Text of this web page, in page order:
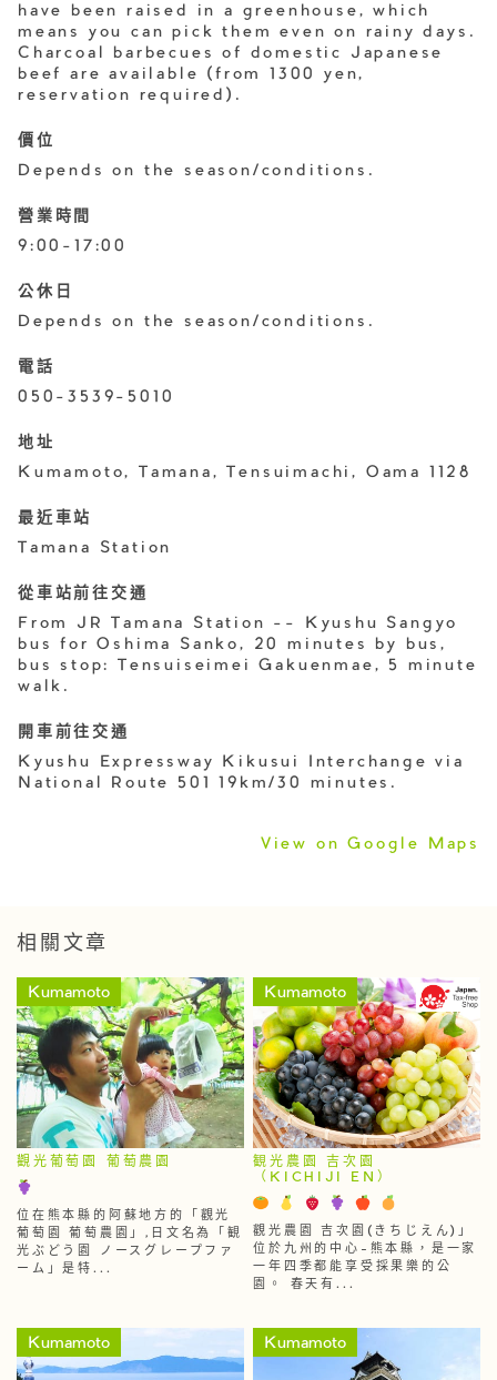
have been raised in a greenhouse, which
means you can pick them even on rainy days.
Charcoal barbecues of domestic Japanese
beef are available (from 1300 yen,
reservation required).
價位
Depends on the season/conditions.
營業時間
9:00-17:00
公休日
Depends on the season/conditions.
電話
050-3539-5010
地址
Kumamoto, Tamana, Tensuimachi, Oama 1128
最近車站
Tamana Station
從車站前往交通
From JR Tamana Station -- Kyushu Sangyo
bus for Oshima Sanko, 20 minutes by bus,
bus stop: Tensuiseimei Gakuenmae, 5 minute
walk.
開車前往交通
Kyushu Expressway Kikusui Interchange via
National Route 501 19km/30 minutes.
View on Google Maps
相關文章
Kumamoto
觀光葡萄園 葡萄農園
位在熊本縣的阿蘇地方的「觀光
葡萄園 葡萄農園」,日文名為「観
光ぶどう園 ノースグレープファ
ーム」是特...
Kumamoto
観光農園 吉次園
（KICHIJI EN）
觀光農園 吉次園(きちじえん)」
位於九州的中心-熊本縣，是一家
一年四季都能享受採果樂的公
園。 春天有...
Kumamoto Kumamoto